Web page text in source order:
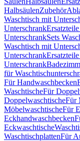
HalbsäulenZubehör
Waschtisch mit
Unterschrank
UnterschrankSets
Waschtisch mit
Unterschrank
Unterschrank
für
Für Handwaschbecken
WaschtischeFür
DoppelwaschtischeFür
MöbelwaschtischeFür
Eckhandwaschbecken
Eckwaschtische
WaschtischplattenFür